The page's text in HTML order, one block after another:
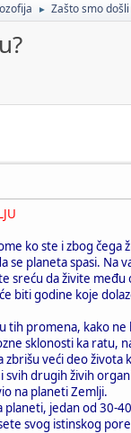
► Zašto smo
ko ste i zbog
planeta spasi. Na
sreću da živite
biti godine koje
tih promena, kako
sklonosti ka ratu,
veći deo života
svih drugih živih
na planeti Zemlji.
jedan od 30-
svog istinskog